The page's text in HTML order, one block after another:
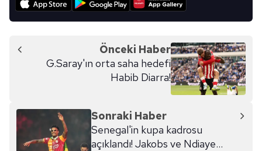
Önceki Haber
G.Saray'ın orta saha hedefi
Habib Diarra!
Sonraki Haber
Senegal'in kupa kadrosu
açıklandı! Jakobs ve Ndiaye...